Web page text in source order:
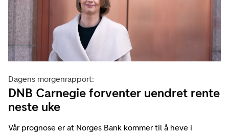
Dagens morgenrapport:
DNB Carnegie forventer uendret rente
neste uke
Vår prognose er at Norges Bank kommer til å heve i